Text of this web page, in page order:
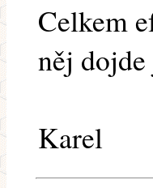
Celkem
něj
Karel